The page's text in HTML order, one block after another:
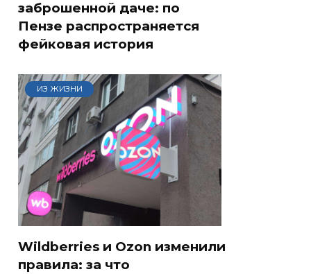
заброшенной даче: по
Пензе распространяется
фейковая история
ИЗ ЖИЗНИ
Wildberries и Ozon изменили
правила: за что